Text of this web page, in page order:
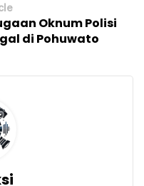
Oknum Polisi
di Pohuwato